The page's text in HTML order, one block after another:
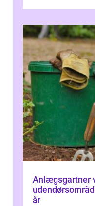
Anlægsgartner vejle sådan
år